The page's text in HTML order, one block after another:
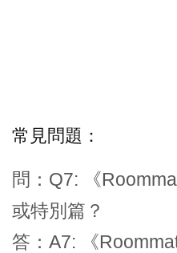
常見問題：
問：Q7: 《
或特別篇？
答：A7: 《